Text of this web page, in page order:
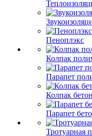
Пеноплэкс
Колпак
Парапет
Колпак
Парапет
Тротуарная